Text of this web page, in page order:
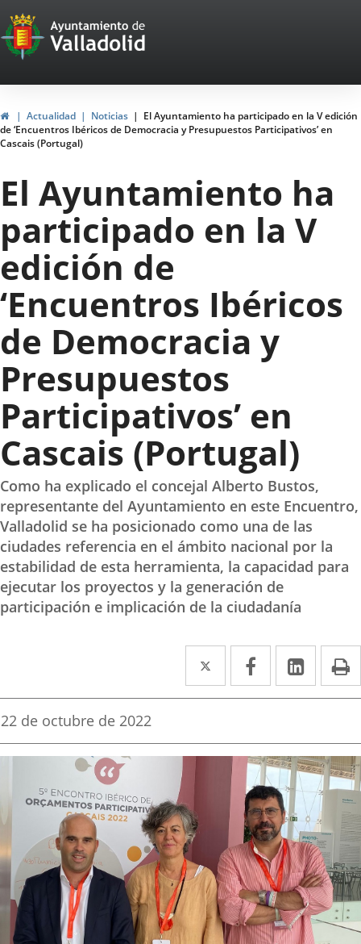
Portal
Web
del
Ayuntamiento
de
Valladolid
InicioActualidad Noticias
El Ayuntamiento ha participado en la V edición
de ‘Encuentros Ibéricos de Democracia y Presupuestos Participativos’ en
Cascais (Portugal)
El Ayuntamiento ha
participado en la V
edición de
‘Encuentros Ibéricos
de Democracia y
Presupuestos
Participativos’ en
Cascais (Portugal)
Como ha explicado el concejal Alberto Bustos,
representante del Ayuntamiento en este Encuentro,
Valladolid se ha posicionado como una de las
ciudades referencia en el ámbito nacional por la
estabilidad de esta herramienta, la capacidad para
ejecutar los proyectos y la generación de
participación e implicación de la ciudadanía
Twitter
Enlace
a
aplicación
externa.
Facebook
Enlace
a
aplicación
externa.
Enlace
a
Fecha
la
22 de octubre de 2022